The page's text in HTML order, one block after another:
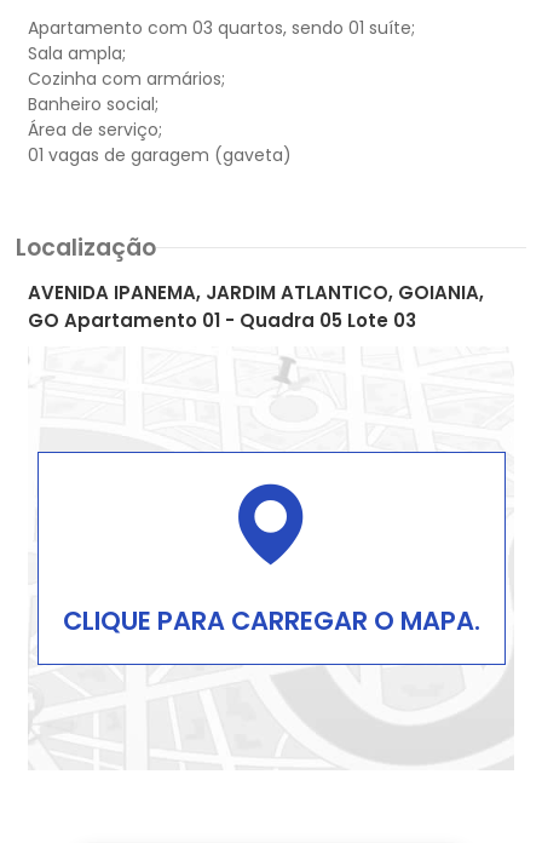
Apartamento com 03 quartos, sendo 01 suíte;
Sala ampla;
Cozinha com armários;
Banheiro social;
Área de serviço;
Localização
AVENIDA IPANEMA, JARDIM ATLANTICO, GOIANIA,
GO Apartamento 01 - Quadra 05 Lote 03
CLIQUE PARA CARREGAR O MAPA.